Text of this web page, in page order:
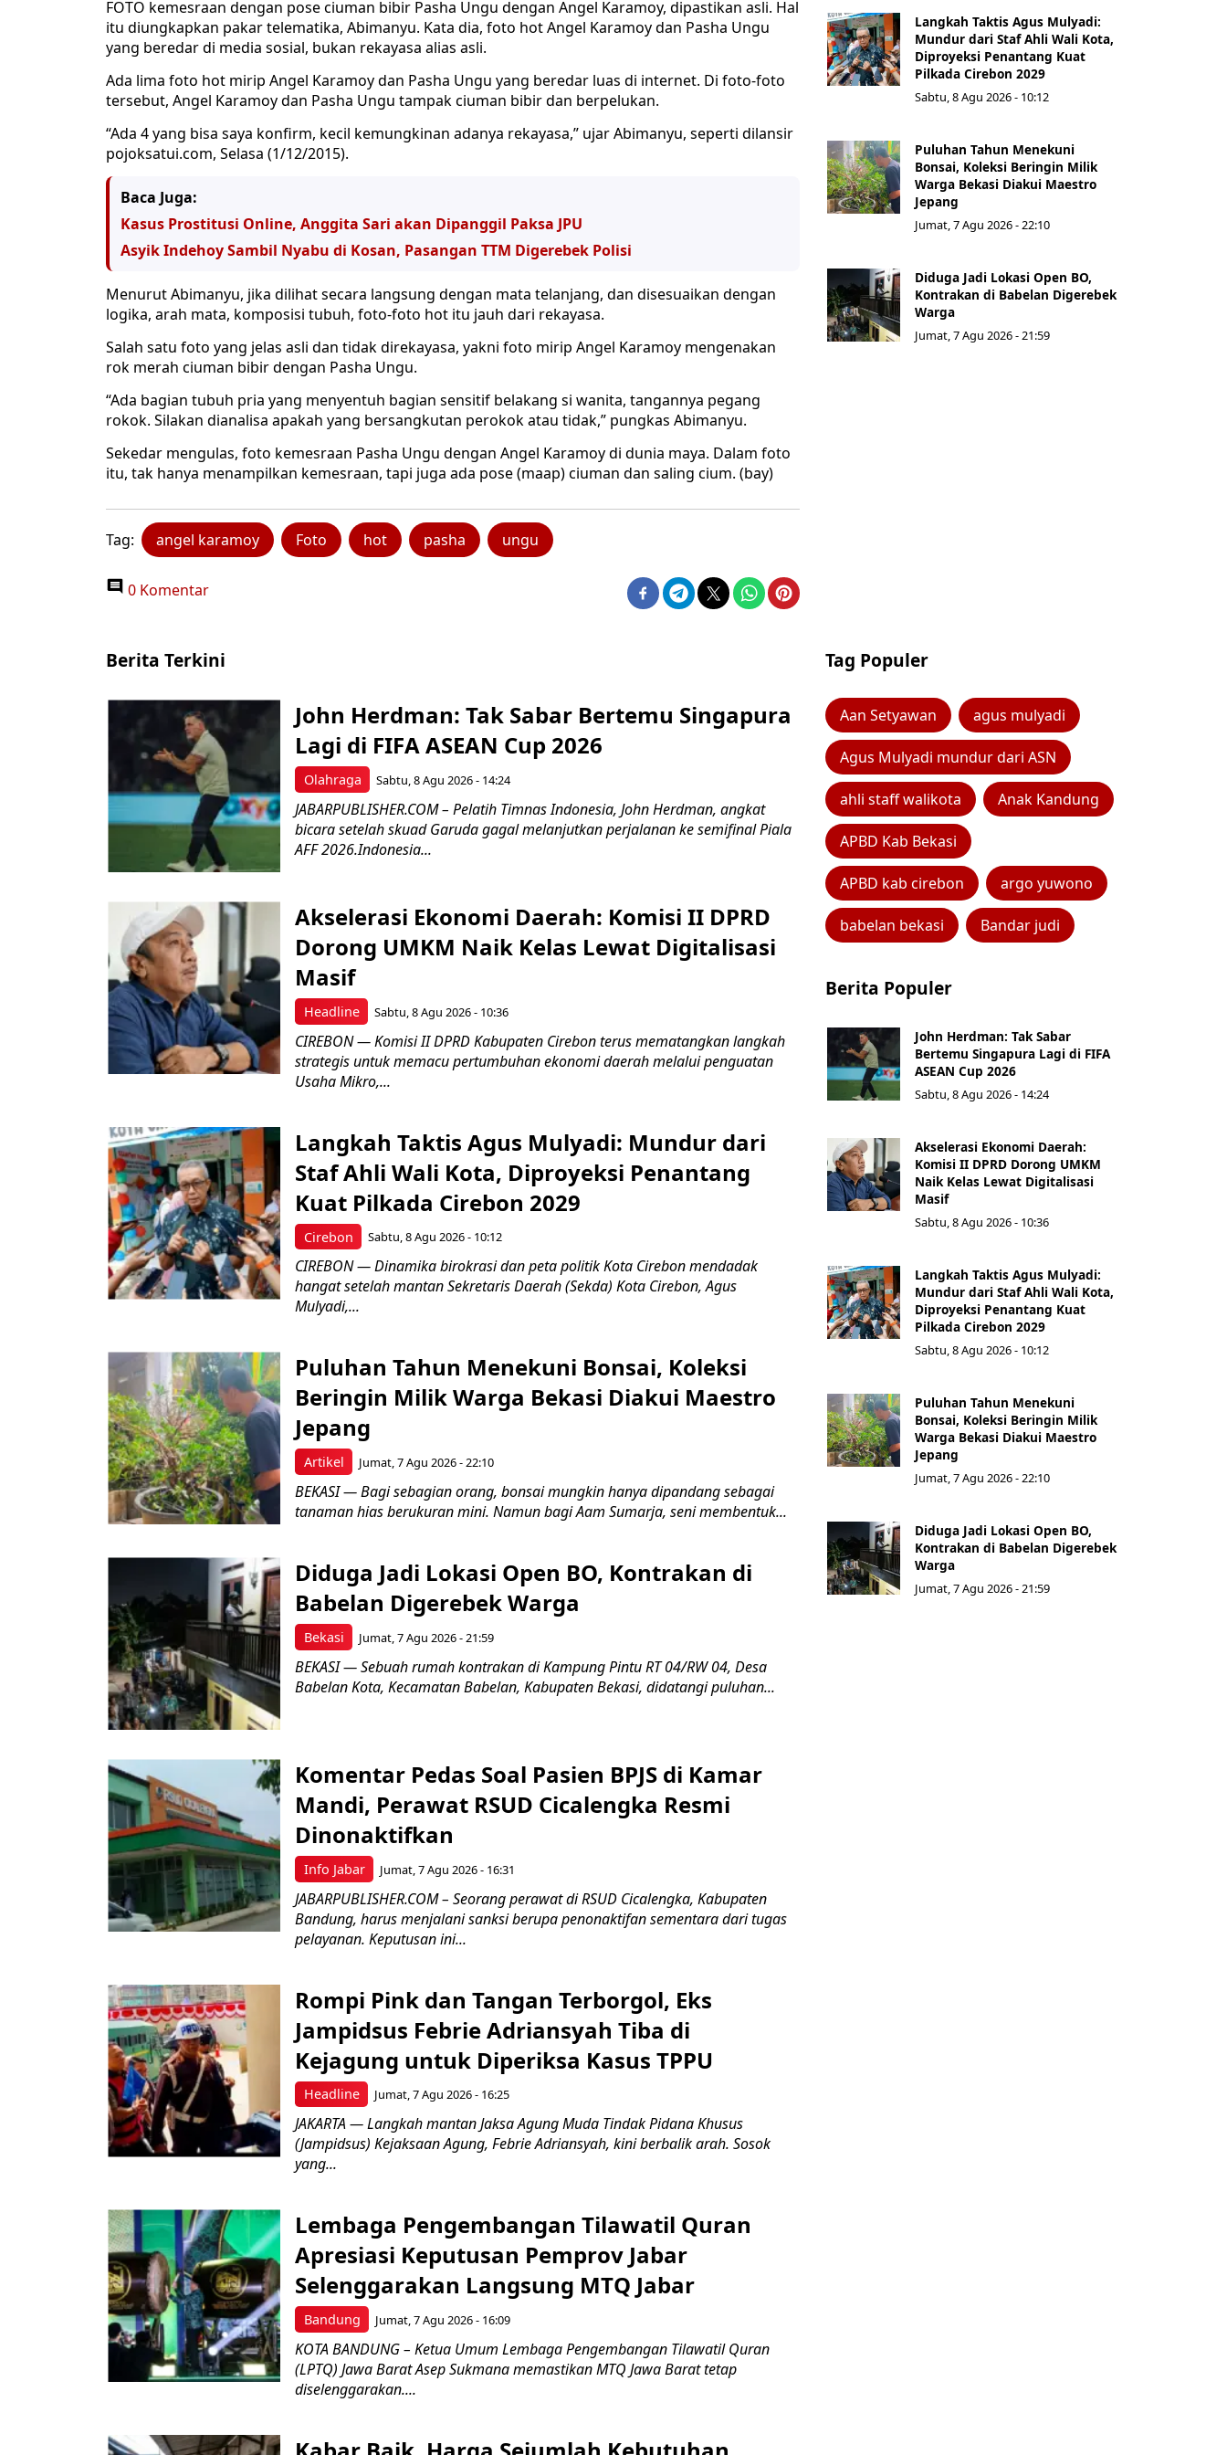
FOTO kemesraan dengan pose ciuman bibir Pasha Ungu dengan Angel Karamoy, dipastikan asli. Hal
itu diungkapkan pakar telematika, Abimanyu. Kata dia, foto hot Angel Karamoy dan Pasha Ungu
yang beredar di media sosial, bukan rekayasa alias asli.
Ada lima foto hot mirip Angel Karamoy dan Pasha Ungu yang beredar luas di internet. Di foto-foto
tersebut, Angel Karamoy dan Pasha Ungu tampak ciuman bibir dan berpelukan.
“Ada 4 yang bisa saya konfirm, kecil kemungkinan adanya rekayasa,” ujar Abimanyu, seperti dilansir
pojoksatui.com, Selasa (1/12/2015).
Baca Juga:
Kasus Prostitusi Online, Anggita Sari akan Dipanggil Paksa JPU
Asyik Indehoy Sambil Nyabu di Kosan, Pasangan TTM Digerebek Polisi
Menurut Abimanyu, jika dilihat secara langsung dengan mata telanjang, dan disesuaikan dengan
logika, arah mata, komposisi tubuh, foto-foto hot itu jauh dari rekayasa.
Salah satu foto yang jelas asli dan tidak direkayasa, yakni foto mirip Angel Karamoy mengenakan
rok merah ciuman bibir dengan Pasha Ungu.
“Ada bagian tubuh pria yang menyentuh bagian sensitif belakang si wanita, tangannya pegang
rokok. Silakan dianalisa apakah yang bersangkutan perokok atau tidak,” pungkas Abimanyu.
Sekedar mengulas, foto kemesraan Pasha Ungu dengan Angel Karamoy di dunia maya. Dalam foto
itu, tak hanya menampilkan kemesraan, tapi juga ada pose (maap) ciuman dan saling cium. (bay)
Tag: angel karamoy Foto hot pasha ungu
0 Komentar
Langkah Taktis Agus Mulyadi:
Mundur dari Staf Ahli Wali Kota,
Diproyeksi Penantang Kuat
Pilkada Cirebon 2029
Sabtu, 8 Agu 2026 - 10:12
Puluhan Tahun Menekuni
Bonsai, Koleksi Beringin Milik
Warga Bekasi Diakui Maestro
Jepang
Jumat, 7 Agu 2026 - 22:10
Diduga Jadi Lokasi Open BO,
Kontrakan di Babelan Digerebek
Warga
Jumat, 7 Agu 2026 - 21:59
Berita Terkini
Olahraga
John Herdman: Tak Sabar Bertemu Singapura
Lagi di FIFA ASEAN Cup 2026
Sabtu, 8 Agu 2026 - 14:24
JABARPUBLISHER.COM – Pelatih Timnas Indonesia, John Herdman, angkat
bicara setelah skuad Garuda gagal melanjutkan perjalanan ke semifinal Piala
AFF 2026.Indonesia...
Headline
Akselerasi Ekonomi Daerah: Komisi II DPRD
Dorong UMKM Naik Kelas Lewat Digitalisasi
Masif
Sabtu, 8 Agu 2026 - 10:36
CIREBON — Komisi II DPRD Kabupaten Cirebon terus mematangkan langkah
strategis untuk memacu pertumbuhan ekonomi daerah melalui penguatan
Usaha Mikro,...
Cirebon
Langkah Taktis Agus Mulyadi: Mundur dari
Staf Ahli Wali Kota, Diproyeksi Penantang
Kuat Pilkada Cirebon 2029
Sabtu, 8 Agu 2026 - 10:12
CIREBON — Dinamika birokrasi dan peta politik Kota Cirebon mendadak
hangat setelah mantan Sekretaris Daerah (Sekda) Kota Cirebon, Agus
Mulyadi,...
Artikel
Puluhan Tahun Menekuni Bonsai, Koleksi
Beringin Milik Warga Bekasi Diakui Maestro
Jepang
Jumat, 7 Agu 2026 - 22:10
BEKASI — Bagi sebagian orang, bonsai mungkin hanya dipandang sebagai
tanaman hias berukuran mini. Namun bagi Aam Sumarja, seni membentuk...
Bekasi
Diduga Jadi Lokasi Open BO, Kontrakan di
Babelan Digerebek Warga
Jumat, 7 Agu 2026 - 21:59
BEKASI — Sebuah rumah kontrakan di Kampung Pintu RT 04/RW 04, Desa
Babelan Kota, Kecamatan Babelan, Kabupaten Bekasi, didatangi puluhan...
Info Jabar
Komentar Pedas Soal Pasien BPJS di Kamar
Mandi, Perawat RSUD Cicalengka Resmi
Dinonaktifkan
Jumat, 7 Agu 2026 - 16:31
JABARPUBLISHER.COM – Seorang perawat di RSUD Cicalengka, Kabupaten
Bandung, harus menjalani sanksi berupa penonaktifan sementara dari tugas
pelayanan. Keputusan ini...
Headline
Rompi Pink dan Tangan Terborgol, Eks
Jampidsus Febrie Adriansyah Tiba di
Kejagung untuk Diperiksa Kasus TPPU
Jumat, 7 Agu 2026 - 16:25
JAKARTA — Langkah mantan Jaksa Agung Muda Tindak Pidana Khusus
(Jampidsus) Kejaksaan Agung, Febrie Adriansyah, kini berbalik arah. Sosok
yang...
Bandung
Lembaga Pengembangan Tilawatil Quran
Apresiasi Keputusan Pemprov Jabar
Selenggarakan Langsung MTQ Jabar
Jumat, 7 Agu 2026 - 16:09
KOTA BANDUNG – Ketua Umum Lembaga Pengembangan Tilawatil Quran
(LPTQ) Jawa Barat Asep Sukmana memastikan MTQ Jawa Barat tetap
diselenggarakan....
Tag Populer
Aan Setyawan agus mulyadi
Agus Mulyadi mundur dari ASN
ahli staff walikota Anak Kandung
APBD Kab Bekasi
APBD kab cirebon argo yuwono
babelan bekasi Bandar judi
Berita Populer
John Herdman: Tak Sabar
Bertemu Singapura Lagi di FIFA
ASEAN Cup 2026
Sabtu, 8 Agu 2026 - 14:24
Akselerasi Ekonomi Daerah:
Komisi II DPRD Dorong UMKM
Naik Kelas Lewat Digitalisasi
Masif
Sabtu, 8 Agu 2026 - 10:36
Langkah Taktis Agus Mulyadi:
Mundur dari Staf Ahli Wali Kota,
Diproyeksi Penantang Kuat
Pilkada Cirebon 2029
Sabtu, 8 Agu 2026 - 10:12
Puluhan Tahun Menekuni
Bonsai, Koleksi Beringin Milik
Warga Bekasi Diakui Maestro
Jepang
Jumat, 7 Agu 2026 - 22:10
Diduga Jadi Lokasi Open BO,
Kontrakan di Babelan Digerebek
Warga
Jumat, 7 Agu 2026 - 21:59